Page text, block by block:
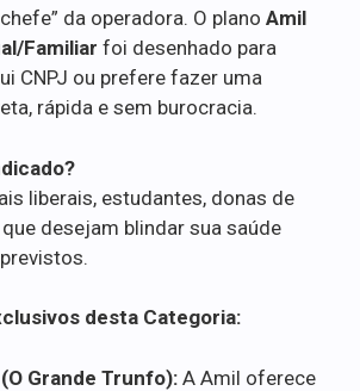
da operadora. O plano Amil
Familiar foi desenhado para
CNPJ ou prefere fazer uma
rápida e sem burocracia.
liberais, estudantes, donas de
desejam blindar sua saúde
desta Categoria:
Grande Trunfo): A Amil oferece